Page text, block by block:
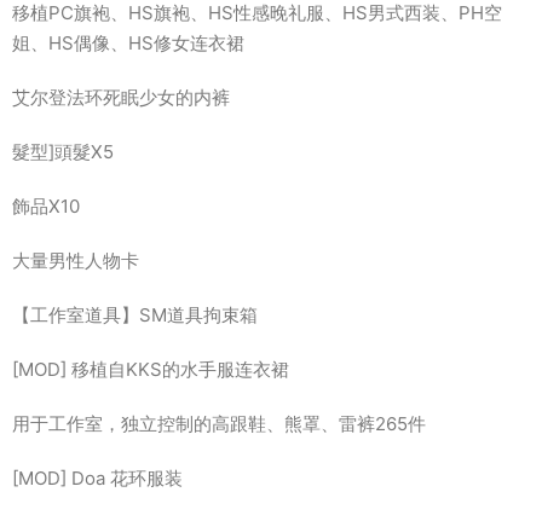
移植PC旗袍、HS旗袍、HS性感晚礼服、HS男式西装、PH空
姐、HS偶像、HS修女连衣裙
艾尔登法环死眠少女的内裤
髮型]頭髮X5
飾品X10
大量男性人物卡
【工作室道具】SM道具拘束箱
[MOD] 移植自KKS的水手服连衣裙
用于工作室，独立控制的高跟鞋、熊罩、雷裤265件
[MOD] Doa 花环服装